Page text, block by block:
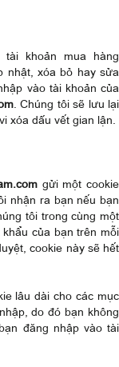
khoản mua hàng
nhật, xóa bỏ hay sửa
vào tài khoản của
. Chúng tôi sẽ lưu lại
xóa dấu vết gian lận.
gửi một cookie
nhận ra bạn nếu bạn
tôi trong cùng một
của bạn trên mỗi
cookie này sẽ hết
lâu dài cho các mục
do đó bạn không
đăng nhập vào tài